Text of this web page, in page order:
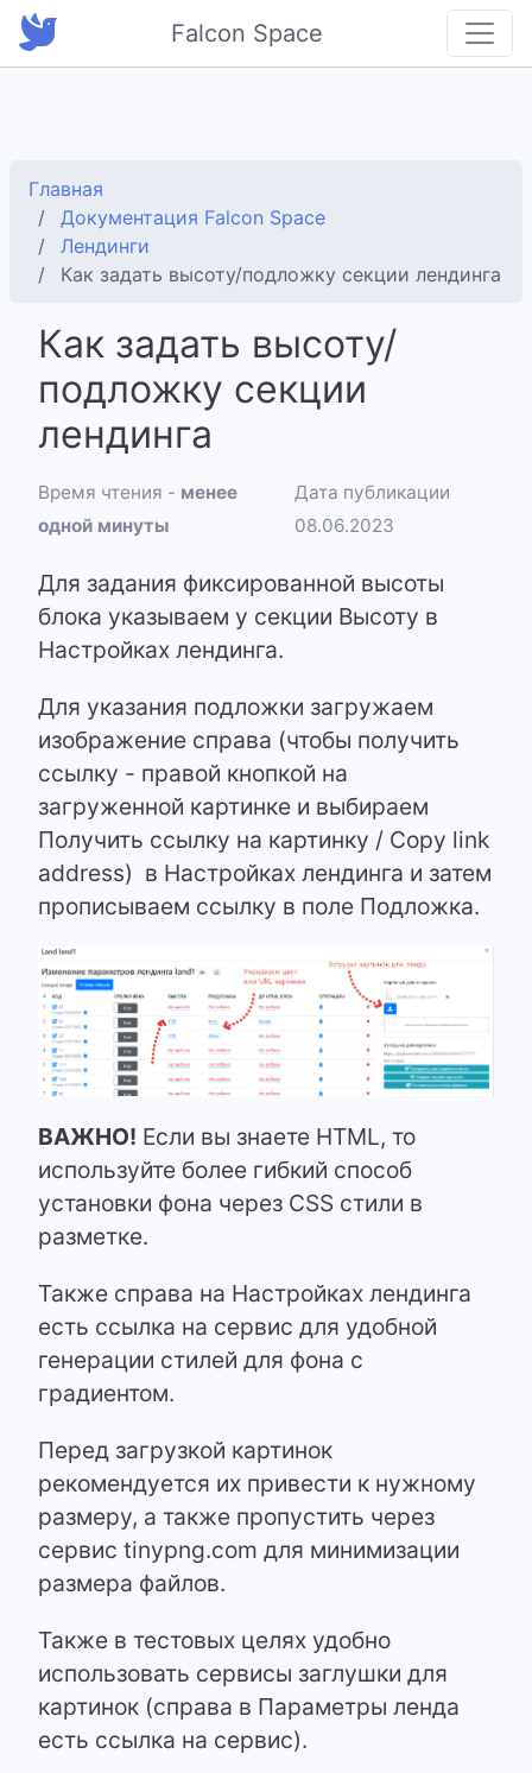
Falcon Space
Главная
Документация Falcon Space
Лендинги
Как задать высоту/подложку секции лендинга
Как задать высоту/
подложку секции
лендинга
Время чтения - менее
одной минуты
Дата публикации
08.06.2023
Для задания фиксированной высоты
блока указываем у секции Высоту в
Настройках лендинга.
Для указания подложки загружаем
изображение справа (чтобы получить
ссылку - правой кнопкой на
загруженной картинке и выбираем
Получить ссылку на картинку / Copy link
address) в Настройках лендинга и затем
прописываем ссылку в поле Подложка.
ВАЖНО! Если вы знаете HTML, то
используйте более гибкий способ
установки фона через CSS стили в
разметке.
Также справа на Настройках лендинга
есть ссылка на сервис для удобной
генерации стилей для фона с
градиентом.
Перед загрузкой картинок
рекомендуется их привести к нужному
размеру, а также пропустить через
сервис tinypng.com для минимизации
размера файлов.
Также в тестовых целях удобно
использовать сервисы заглушки для
картинок (справа в Параметры ленда
есть ссылка на сервис).